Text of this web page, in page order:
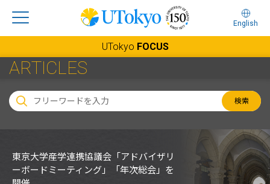
English
UTokyo FOCUS
ARTICLES
検索
東京大学産学連携協議会「アドバイザリ
ーボードミーティング」「年次総会」を